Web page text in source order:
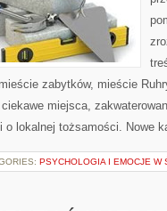
zabytków, mieście
miejsca,
o lokalnej tożsamości. Nowe
PSYCHOLOGIA I EMOCJE W